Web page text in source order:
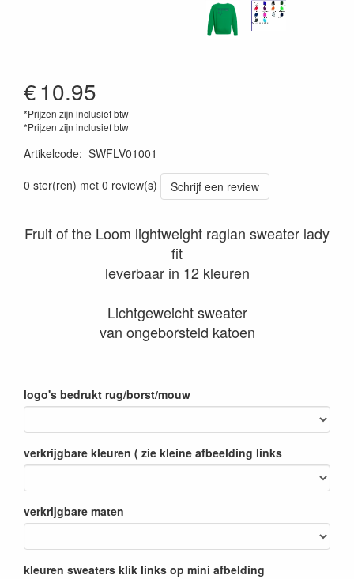
€10.95
*Prijzen zijn inclusief btw
*Prijzen zijn inclusief btw
Artikelcode: SWFLV01001
0 ster(ren) met 0 review(s)
Schrijf een review
Fruit of the Loom lightweight raglan sweater lady
fit
leverbaar in 12 kleuren
Lichtgeweicht sweater
van ongeborsteld katoen
logo's bedrukt rug/borst/mouw
verkrijgbare kleuren ( zie kleine afbeelding links
verkrijgbare maten
kleuren sweaters klik links op mini afbelding